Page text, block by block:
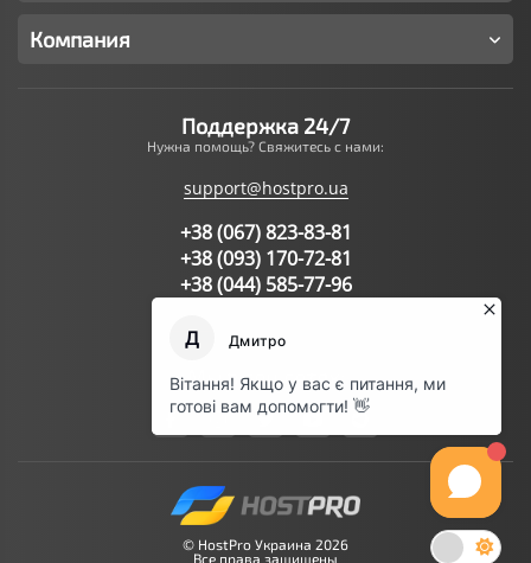
© HostPro Украина 2026
Все права защищены
Компания
Поддержка 24/7
Нужна помощь? Свяжитесь с нами:
support@hostpro.ua
+38 (067) 823-83-81
+38 (093) 170-72-81
+38 (044) 585-77-96
Мы в соц.сетях: